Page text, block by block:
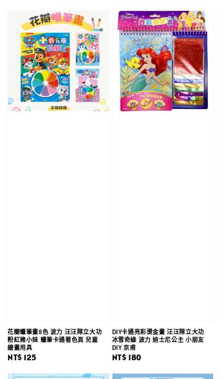
花瓣蠟筆畫8色 波力 汪汪隊立大功
粉紅豬小妹 蠟筆卡通著色頁 兒童
繪畫用具
Regular
NT$ 125
DIY卡通亮彩燙金畫 汪汪隊立大功
冰雪奇緣 波力 迪士尼公主 小朋友
DIY 京甫
Regular
NT$ 180